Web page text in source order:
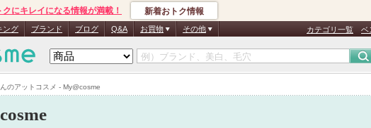
のアットコスメ - My@cosme
クにキレイになる情報が満載！ 新着おトク情報
ング ブランド ブログ Q&A お買物 その他 カテゴリ一覧 ベ
やっくま様さん